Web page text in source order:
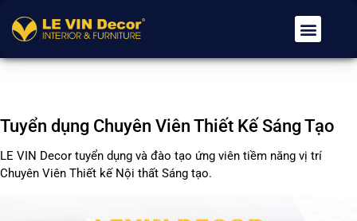
Tuyển dụng Chuyên Viên Thiết Kế Sáng Tạo
LE VIN Decor tuyển dụng và đào tạo ứng viên tiềm năng vị trí
Chuyên Viên Thiết kế Nội thất Sáng tạo.